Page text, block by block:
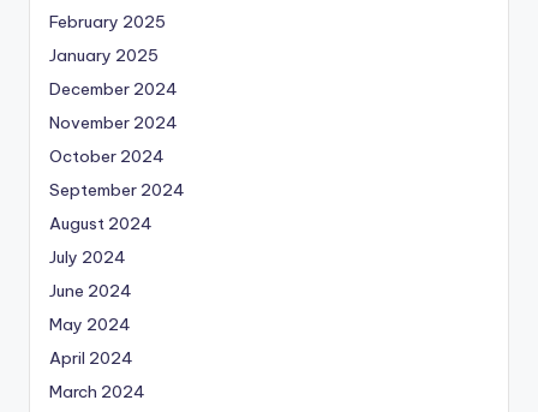
February 2025
January 2025
December 2024
November 2024
October 2024
September 2024
August 2024
July 2024
June 2024
May 2024
April 2024
March 2024